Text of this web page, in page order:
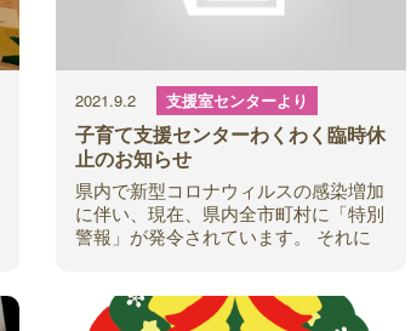
2021.9.2 支援室センターより
子育て支援センターわくわく臨時休
止のお知らせ
県内で新型コロナウィルスの感染増加
に伴い、現在、県内全市町村に「特別
警報」が発令されています。 それに
ても、下記の